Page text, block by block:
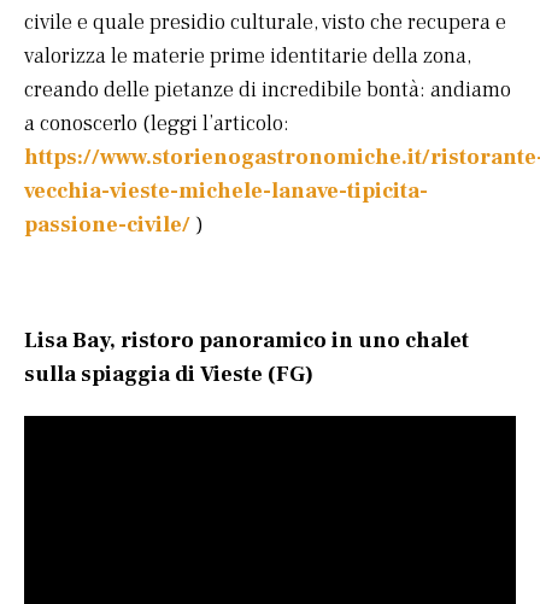
civile e quale presidio culturale, visto che recupera e
valorizza le materie prime identitarie della zona,
creando delle pietanze di incredibile bontà: andiamo
a conoscerlo (leggi l’articolo:
https://www.storienogastronomiche.it/
vecchia-vieste-michele-lanave-tipicita-
passione-civile/ )
Lisa Bay, ristoro panoramico in uno chalet
sulla spiaggia di Vieste (FG)